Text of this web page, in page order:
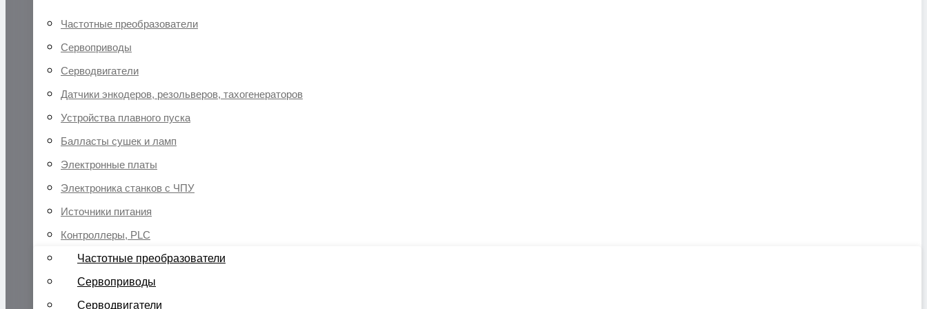
Частотные преобразователи
Сервоприводы
Серводвигатели
Датчики энкодеров, резольверов, тахогенераторов
Устройства плавного пуска
Балласты сушек и ламп
Электронные платы
Электроника станков с ЧПУ
Источники питания
Контроллеры, PLC
Частотные преобразователи
Сервоприводы
Серводвигатели